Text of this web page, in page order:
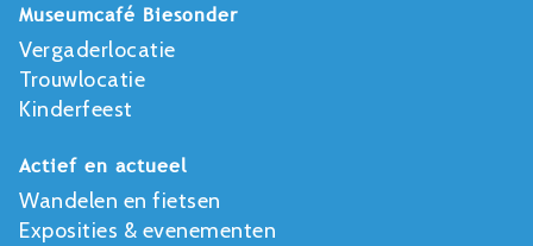
Museumcafé Biesonder
Vergaderlocatie
Trouwlocatie
Kinderfeest
Actief en actueel
Wandelen en fietsen
Exposities & evenementen